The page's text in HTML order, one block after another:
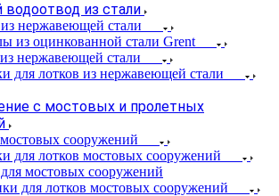
водоотвод из стали
нержавеющей стали
из оцинкованной стали Grent
нержавеющей стали
для лотков из нержавеющей стали
с мостовых и пролетных
сооружений
для лотков мостовых сооружений
мостовых сооружений
для лотков мостовых сооружений